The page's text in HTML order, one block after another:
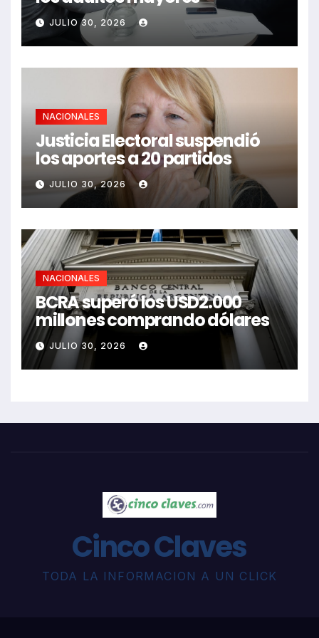
JULIO 30, 2026
NACIONALES
Justicia Electoral suspendió
los aportes a 20 partidos
JULIO 30, 2026
NACIONALES
BCRA superó los USD2.000
millones comprando dólares
JULIO 30, 2026
Cinco Claves
TODA LA INFORMACION A UN CLICK